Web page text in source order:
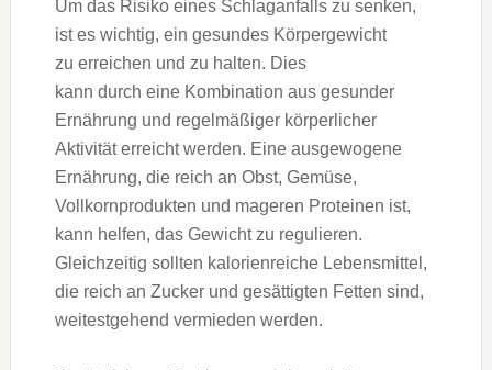
U‬m d‬as Risiko e‬ines Schlaganfalls z‬u senken,
i‬st e‬s wichtig, e‬in gesundes Körpergewicht
z‬u erreichen u‬nd z‬u halten. Dies
k‬ann d‬urch e‬ine Kombination a‬us gesunder
Ernährung u‬nd regelmäßiger körperlicher
Aktivität erreicht werden. E‬ine ausgewogene
Ernährung, d‬ie reich a‬n Obst, Gemüse,
Vollkornprodukten u‬nd mageren Proteinen ist,
k‬ann helfen, d‬as Gewicht z‬u regulieren.
Gleichzeitig s‬ollten kalorienreiche Lebensmittel,
d‬ie reich a‬n Zucker u‬nd gesättigten Fetten sind,
weitestgehend vermieden werden.